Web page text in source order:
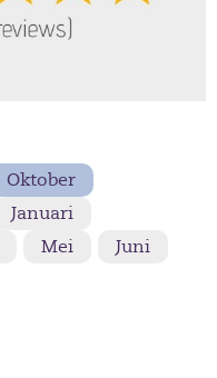
Oktober
Januari
Mei
Juni